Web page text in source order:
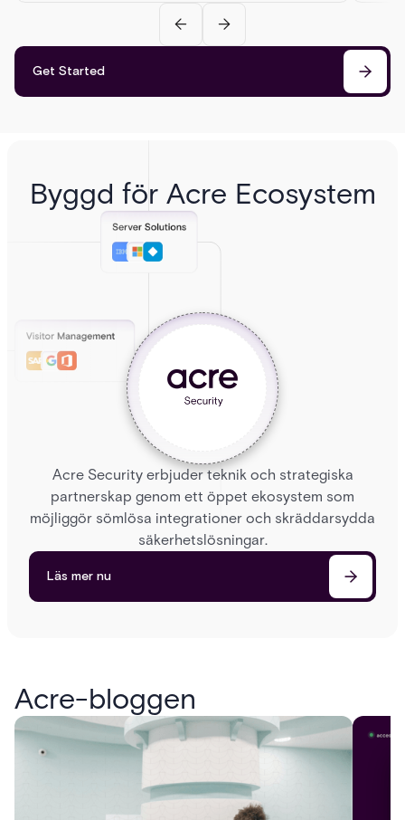
Get Started
Byggd för Acre Ecosystem
Acre Security erbjuder teknik och strategiska
partnerskap genom ett öppet ekosystem som
möjliggör sömlösa integrationer och skräddarsydda
säkerhetslösningar.
Läs mer nu
Acre-bloggen